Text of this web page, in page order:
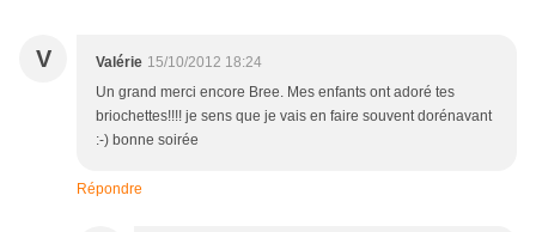
V Valérie 15/10/2012 18:24
Un grand merci encore Bree. Mes enfants ont adoré tes
briochettes!!!! je sens que je vais en faire souvent dorénavant
:-) bonne soirée
Répondre